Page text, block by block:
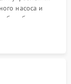
насоса и
барабана и
разрывы.